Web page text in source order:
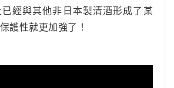
經與其他非日本製清酒形成了某
護性就更加強了！